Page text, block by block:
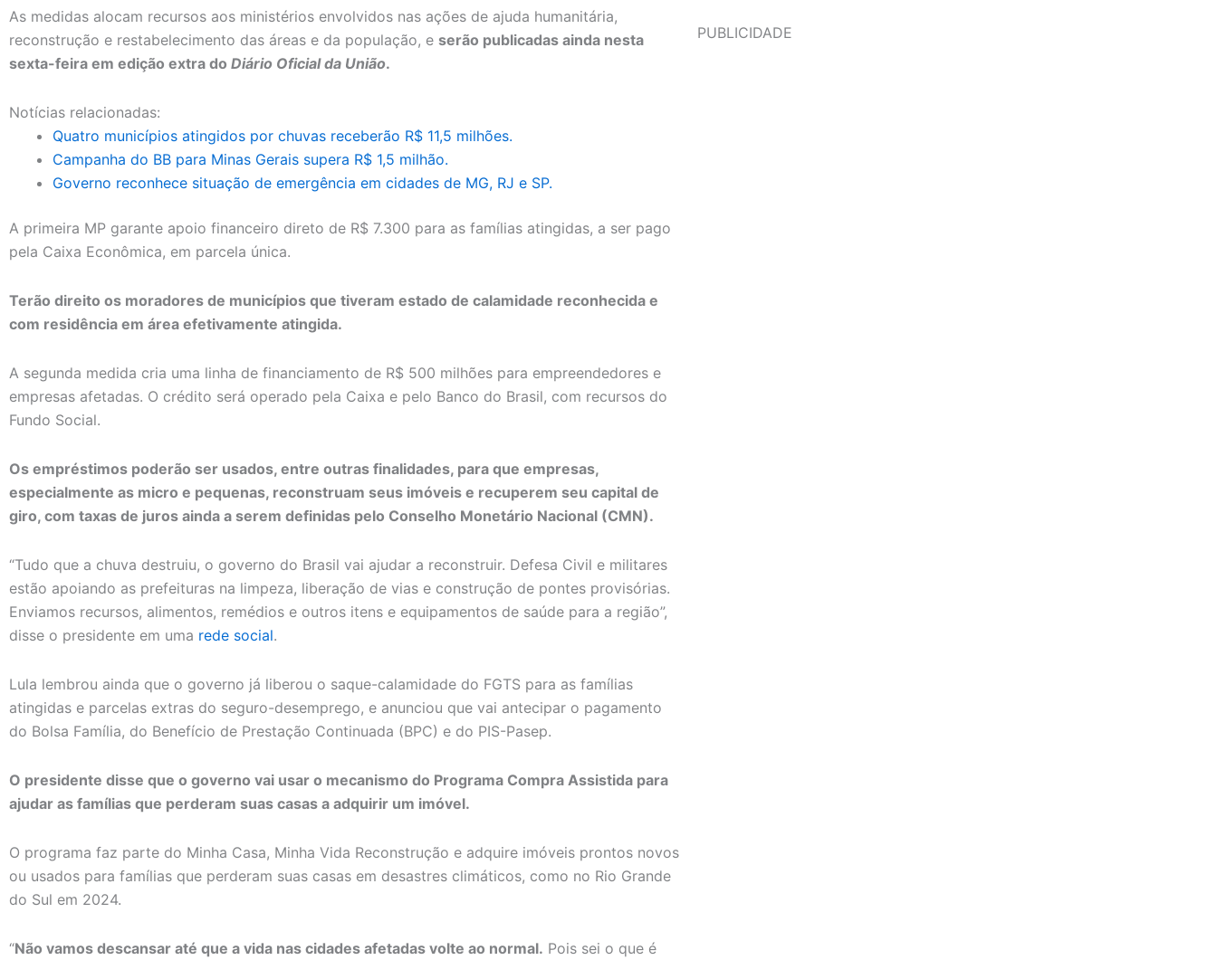
As medidas alocam recursos aos ministérios envolvidos nas ações de ajuda humanitária,
reconstrução e restabelecimento das áreas e da população, e serão publicadas ainda nesta
sexta-feira em edição extra do Diário Oficial da União.
Notícias relacionadas:
Quatro municípios atingidos por chuvas receberão R$ 11,5 milhões.
Campanha do BB para Minas Gerais supera R$ 1,5 milhão.
Governo reconhece situação de emergência em cidades de MG, RJ e SP.
A primeira MP garante apoio financeiro direto de R$ 7.300 para as famílias atingidas, a ser pago
pela Caixa Econômica, em parcela única.
Terão direito os moradores de municípios que tiveram estado de calamidade reconhecida e
com residência em área efetivamente atingida.
A segunda medida cria uma linha de financiamento de R$ 500 milhões para empreendedores e
empresas afetadas. O crédito será operado pela Caixa e pelo Banco do Brasil, com recursos do
Fundo Social.
Os empréstimos poderão ser usados, entre outras finalidades, para que empresas,
especialmente as micro e pequenas, reconstruam seus imóveis e recuperem seu capital de
giro, com taxas de juros ainda a serem definidas pelo Conselho Monetário Nacional (CMN).
“Tudo que a chuva destruiu, o governo do Brasil vai ajudar a reconstruir. Defesa Civil e militares
estão apoiando as prefeituras na limpeza, liberação de vias e construção de pontes provisórias.
Enviamos recursos, alimentos, remédios e outros itens e equipamentos de saúde para a região”,
disse o presidente em uma rede social.
Lula lembrou ainda que o governo já liberou o saque-calamidade do FGTS para as famílias
atingidas e parcelas extras do seguro-desemprego, e anunciou que vai antecipar o pagamento
do Bolsa Família, do Benefício de Prestação Continuada (BPC) e do PIS-Pasep.
O presidente disse que o governo vai usar o mecanismo do Programa Compra Assistida para
ajudar as famílias que perderam suas casas a adquirir um imóvel.
O programa faz parte do Minha Casa, Minha Vida Reconstrução e adquire imóveis prontos novos
ou usados para famílias que perderam suas casas em desastres climáticos, como no Rio Grande
do Sul em 2024.
“Não vamos descansar até que a vida nas cidades afetadas volte ao normal. Pois sei o que é
PUBLICIDADE